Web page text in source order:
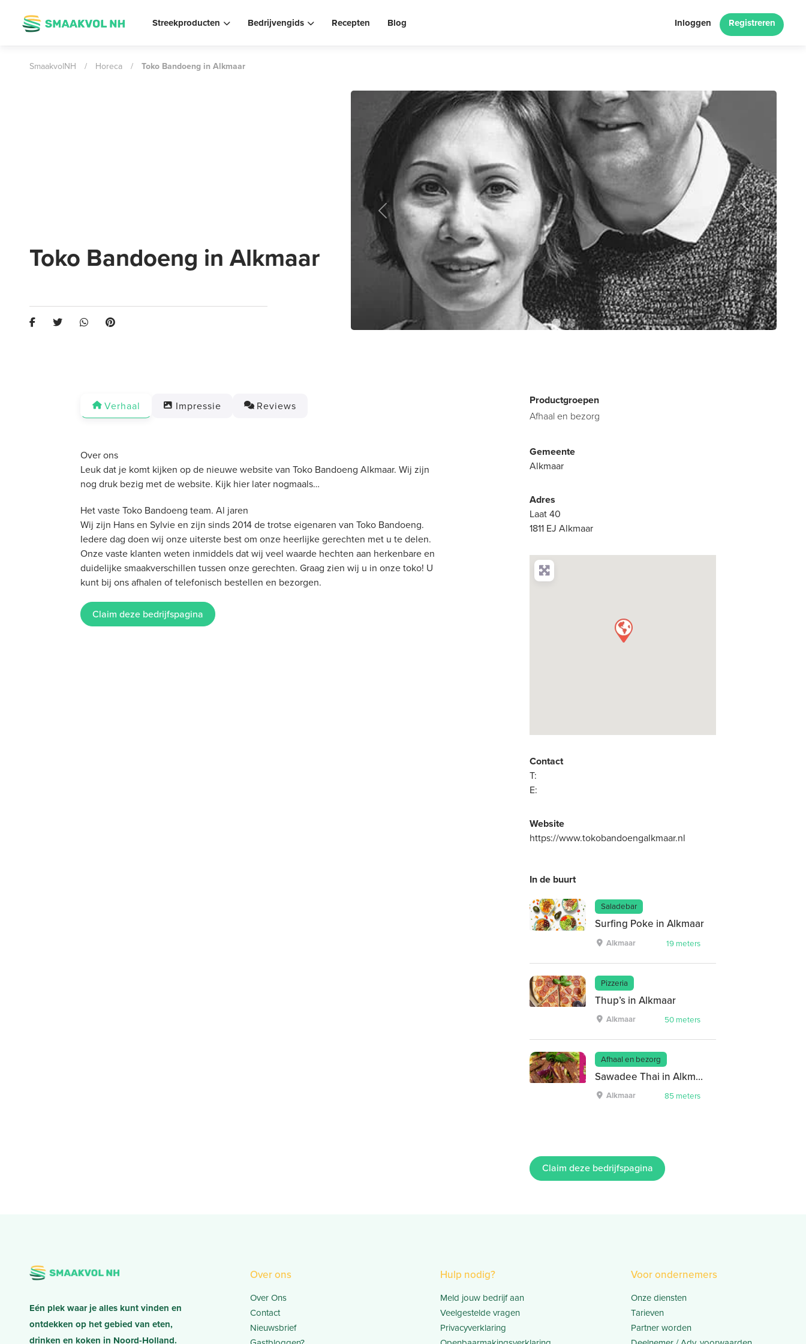
Streekproducten Bedrijvengids Recepten Blog Inloggen Registreren
SmaakvolNH / Horeca / Toko Bandoeng in Alkmaar
Toko Bandoeng in Alkmaar
Previous Next
Verhaal Impressie Reviews
Over ons
Leuk dat je komt kijken op de nieuwe website van Toko Bandoeng Alkmaar. Wij zijn
nog druk bezig met de website. Kijk hier later nogmaals…
Het vaste Toko Bandoeng team. Al jaren
Wij zijn Hans en Sylvie en zijn sinds 2014 de trotse eigenaren van Toko Bandoeng.
Iedere dag doen wij onze uiterste best om onze heerlijke gerechten met u te delen.
Onze vaste klanten weten inmiddels dat wij veel waarde hechten aan herkenbare en
duidelijke smaakverschillen tussen onze gerechten. Graag zien wij u in onze toko! U
kunt bij ons afhalen of telefonisch bestellen en bezorgen.
Claim deze bedrijfspagina
Productgroepen
Afhaal en bezorg
Gemeente
Alkmaar
Adres
Laat 40
1811 EJ Alkmaar
Contact
T:
E:
Website
https://www.tokobandoengalkmaar.nl
In de buurt
Saladebar
Surfing Poke in Alkmaar
Alkmaar 19 meters
Pizzeria
Thup’s in Alkmaar
Alkmaar 50 meters
Afhaal en bezorg
Sawadee Thai in Alkmaar
Alkmaar 85 meters
Claim deze bedrijfspagina
Eén plek waar je alles kunt vinden en
ontdekken op het gebied van eten,
drinken en koken in Noord-Holland.
Over ons
Over Ons
Contact
Nieuwsbrief
Hulp nodig?
Meld jouw bedrijf aan
Veelgestelde vragen
Privacyverklaring
Voor ondernemers
Onze diensten
Tarieven
Partner worden